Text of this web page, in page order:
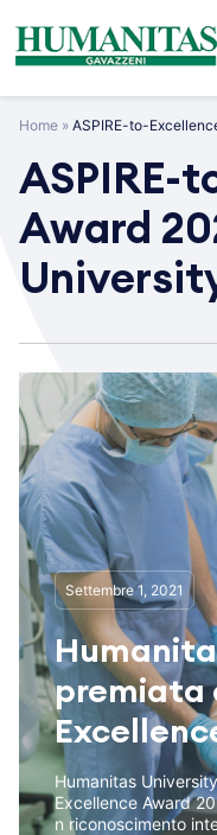
content
Home » ASPIRE-to-
ASPIRE-
Award
Settembre 1, 2021
premiata
Humanitas
Excellence Award
n riconoscimento